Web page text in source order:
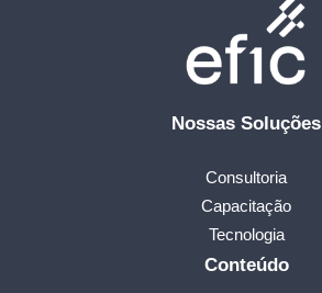
Nossas Soluções
Consultoria
Capacitação
Tecnologia
Conteúdo